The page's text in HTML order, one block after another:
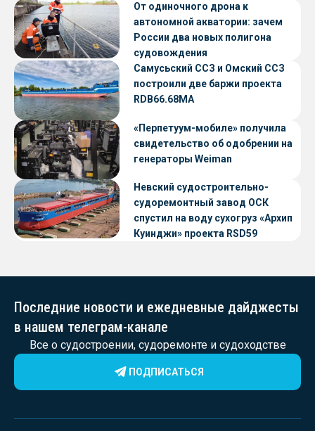
От одиночного дрона к
автономной акватории: зачем
России два новых полигона
судовождения
Самусьский ССЗ и Омский ССЗ
построили две баржи проекта
RDB66.68МА
«Перпетуум-мобиле» получила
свидетельство об одобрении на
генераторы Weiman
Невский судостроительно-
судоремонтный завод ОСК
спустил на воду сухогруз «Архип
Куинджи» проекта RSD59
Последние новости и ежедневные дайджесты
в нашем телеграм-канале
Все о судостроении, судоремонте и судоходстве
ПОДПИСАТЬСЯ